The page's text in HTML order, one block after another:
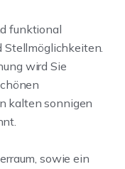
funktional
Stellmöglichkeiten.
wird Sie
kalten sonnigen
sowie ein